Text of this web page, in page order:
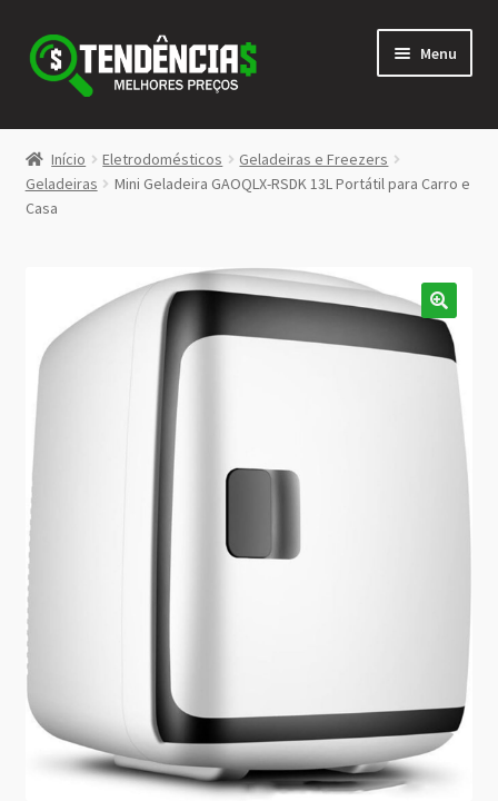
Pular
para
navegação
Pular
para
conteúdo
Menu
LOJA
<>
Início Eletrodomésticos
Geladeiras e Freezers
Geladeiras
Mini Geladeira GAOQLX-RSDK 13L Portátil para Carro e
Casa